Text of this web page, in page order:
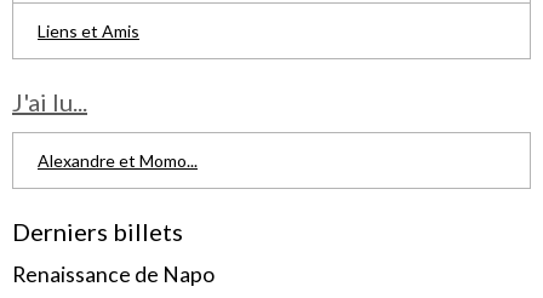
Liens et Amis
J'ai lu...
Alexandre et Momo...
Derniers billets
Renaissance de Napo